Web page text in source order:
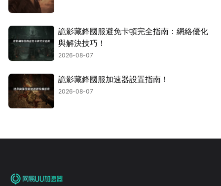
詭影藏鋒國服避免卡頓完全指南：網絡優化
與解決技巧！
2026-08-07
詭影藏鋒國服加速器設置指南！
2026-08-07